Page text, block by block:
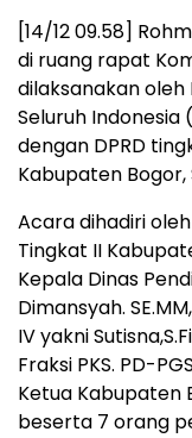
[14/12 09.58]
di ruang rapat
dilaksanakan oleh
Seluruh Indonesia
dengan DPRD
Kabupaten Bogor,
Acara dihadiri oleh
Tingkat II
Kepala Dinas
Dimansyah.
IV yakni
Fraksi PKS. PD-
Ketua Kabupaten
beserta 7 orang